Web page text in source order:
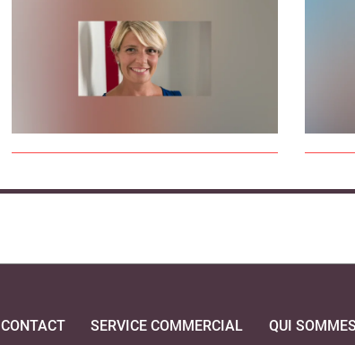
CONTACT SERVICE COMMERCIAL QUI